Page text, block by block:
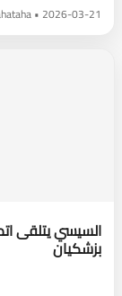
2026-03-21 • Tahataha
السيسي يتلقى
بزشكيان